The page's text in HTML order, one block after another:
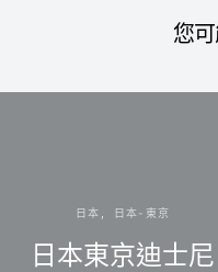
您
日本 日本-東京
日本東京迪士尼